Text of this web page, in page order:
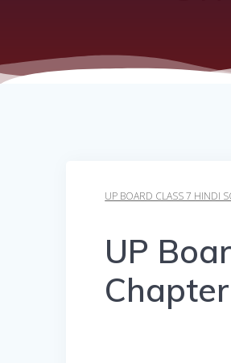
UP BOARD CLASS 7 HINDI
UP
Chapter